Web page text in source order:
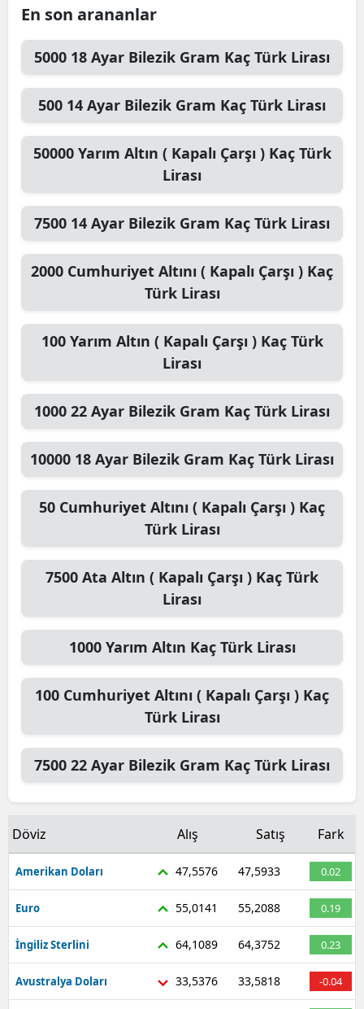
En son arananlar
5000 18 Ayar Bilezik Gram Kaç Türk Lirası
500 14 Ayar Bilezik Gram Kaç Türk Lirası
50000 Yarım Altın ( Kapalı Çarşı )Kaç Türk
Lirası
7500 14 Ayar Bilezik Gram Kaç Türk Lirası
2000 Cumhuriyet Altını ( Kapalı Çarşı ) Kaç
Türk Lirası
100 Yarım Altın ( Kapalı Çarşı )Kaç Türk
Lirası
1000 22 Ayar Bilezik Gram Kaç Türk Lirası
10000 18 Ayar Bilezik Gram Kaç Türk Lirası
50 Cumhuriyet Altını ( Kapalı Çarşı ) Kaç
Türk Lirası
7500 Ata Altın ( Kapalı Çarşı ) Kaç Türk
Lirası
1000 Yarım Altın Kaç Türk Lirası
100 Cumhuriyet Altını ( Kapalı Çarşı ) Kaç
Türk Lirası
7500 22 Ayar Bilezik Gram Kaç Türk Lirası
Döviz Alış Satış Fark
Amerikan Doları 47,5576 47,5933 0.02
Euro 55,0141 55,2088 0.19
İngiliz Sterlini 64,1089 64,3752 0.23
Avustralya Doları 33,5376 33,5818 -0.04